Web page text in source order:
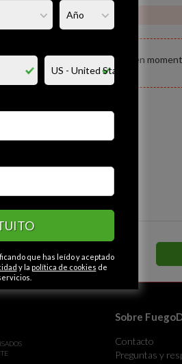
solo que guste de un buen
CATEGORÍAS
Contactos en La paz
que has leído y aceptado
y la política de cookies de
Sobre
Contacto
Preguntas y